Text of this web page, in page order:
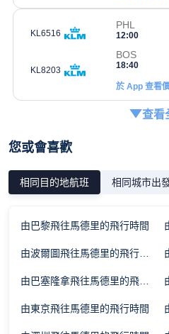
KL6516
PHL
12:00
KL8203
BOS
18:40
於 App 查看
查看
您或會喜歡
相同目的地航班 相同城市出
由巴黎飛往馬德里的飛行時間
由東京飛往馬德里的飛行時間